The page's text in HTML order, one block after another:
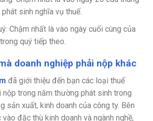
sinh nghĩa vụ thuế.
Chậm nhất là vào ngày cuối cùng của
quý tiếp theo.
doanh nghiệp phải nộp khác
đã giới thiệu đến bạn các loại thuế
nộp trong năm thường phát sinh trong
sản xuất, kinh doanh của công ty. Bên
đặc thù kinh doanh và ngành nghề,